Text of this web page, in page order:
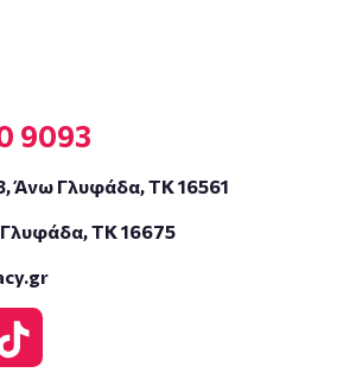
9093
Άνω Γλυφάδα, ΤΚ 16561
ΤΚ 16675